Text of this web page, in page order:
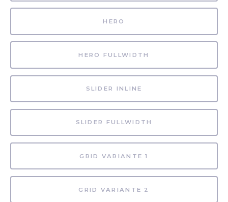
HERO
HERO FULLWIDTH
SLIDER INLINE
SLIDER FULLWIDTH
GRID VARIANTE 1
GRID VARIANTE 2